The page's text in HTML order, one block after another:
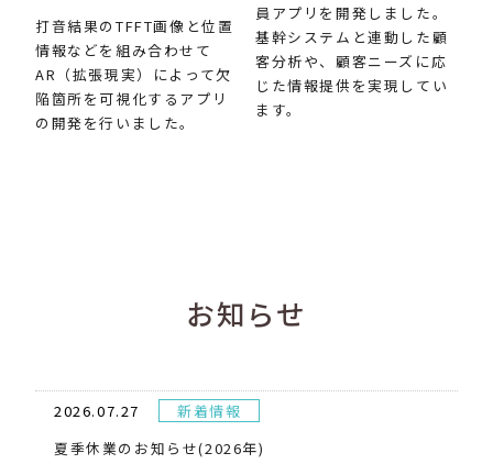
打音結果のTFFT画像と位置
情報などを組み合わせて
AR（拡張現実）によって欠
陥箇所を可視化するアプリ
の開発を行いました。
員アプリを開発しました。
基幹システムと連動した顧
客分析や、顧客ニーズに応
じた情報提供を実現してい
ます。
お知らせ
2026.07.27
新着情報
夏季休業のお知らせ(2026年)